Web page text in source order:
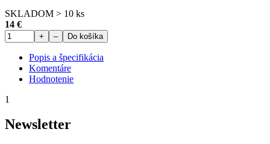
SKLADOM > 10 ks
14 €
+ – Do košíka
Popis a špecifikácia
Komentáre
Hodnotenie
1
Newsletter